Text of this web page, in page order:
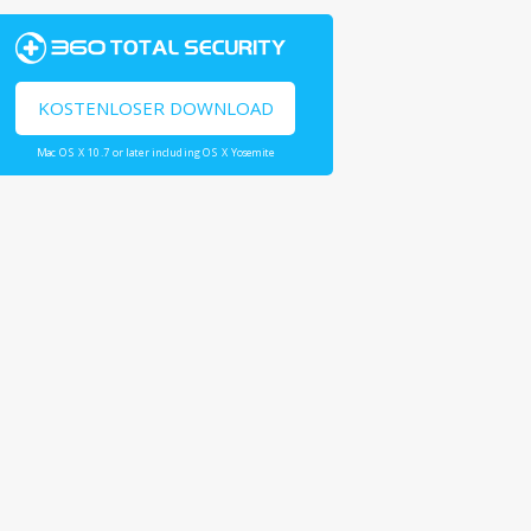
KOSTENLOSER DOWNLOAD
Mac OS X 10.7 or later including OS X Yosemite